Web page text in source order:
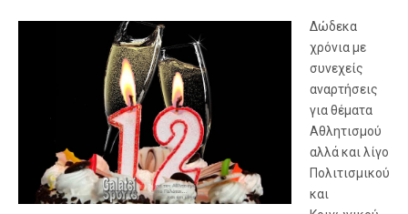
Δώδεκα
χρόνια με
συνεχείς
αναρτήσεις
για θέματα
Αθλητισμού
αλλά και λίγο
Πολιτισμικού
και